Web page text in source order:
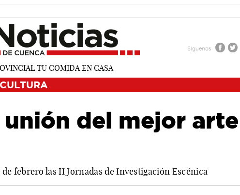
Síguenos
CULTURA
unión del mejor arte
febrero las II Jornadas de Investigación Escénica